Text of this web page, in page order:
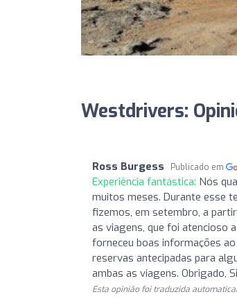
Westdrivers:
Ross Burgess Publicado em
Experiência fantástica: Nós
muitos meses. Durante esse
fizemos, em setembro, a
as viagens, que foi atencioso
forneceu boas informações
reservas antecipadas para
ambas as viagens. Obrigado,
Esta opinião foi traduzida